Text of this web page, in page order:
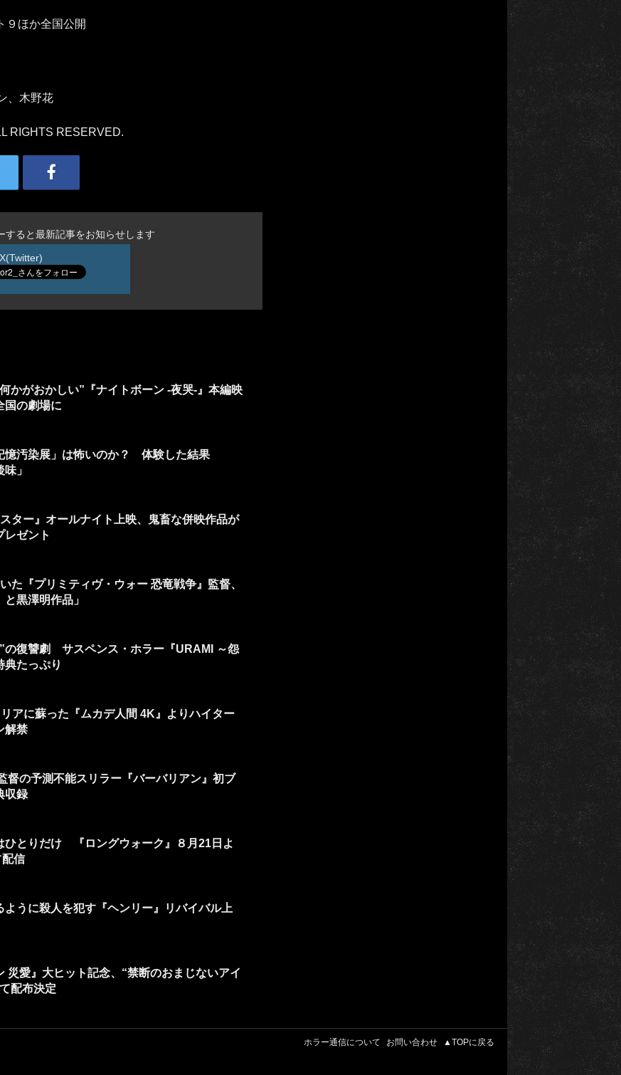
９ほか全国公開
、木野花
RIGHTS RESERVED.
すると最新記事をお知らせします
X(Twitter)
かがおかしい”『ナイトボーン -夜哭-』本編映
の劇場に
憶汚染展」は怖いのか？ 体験した結果
」
ター』オールナイト上映、鬼畜な併映作品が
ゼント
た『プリミティヴ・ウォー 恐竜戦争』監督、
黒澤明作品」
の復讐劇 サスペンス・ホラー『URAMI ～怨
典たっぷり
アに蘇った『ムカデ人間 4K』よりハイター
解禁
督の予測不能スリラー『バーバリアン』初ブ
収録
ひとりだけ 『ロングウォーク』８月21日よ
信
うに殺人を犯す『ヘンリー』リバイバル上
愛』大ヒット記念、“禁断のおまじないアイ
配布決定
ホラー通信について お問い合わせ ▲TOPに戻る